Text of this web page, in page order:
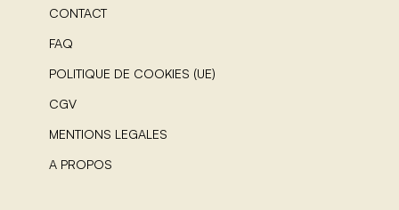
CONTACT
FAQ
POLITIQUE DE COOKIES (UE)
CGV
MENTIONS LEGALES
A PROPOS